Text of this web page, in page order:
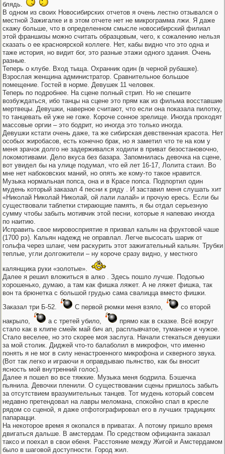
блядь.
В одном из своих Новосибирских отчетов я очень лестно отзывался о
местной Зажигалке и в этом отчете нет не микрограмма лжи. Я даже
скажу больше, что в определенном смысле новосибирский филиал
этой франшизы можно считать образцовым, чего, к сожалению нельзя
сказать о ее красноярской коллеге. Нет, кабы видно что это одна и
таже история, но видит бог, это разные этажи одного здания. Очень
разные.
Теперь о клубе. Вход тыща. Охранник один (в черной рубашке).
Взрослая женщина администратор. Сравнительное большое
помещение. Гостей в норме. Девушек 11 человек.
Теперь по подробнее. На сцене полный стрип. Но не спешите
возбуждаться, ибо танцы на сцене это прям как из фильма восставшие
мертвецы. Девушки, наверное считают, что если она показала пилотку,
то танцевать ей уже не гоже. Короче сонное зрелище. Иногда проходят
массовые оргии – это бодрит, но иногда это только иногда.
Девушки кстати очень даже, та же сибирская девственная красота. Нет
особых жиробасов, есть конечно брак, но я заметил что те на ком у
меня зрачок долго не задерживался ходили в приват безостановочно,
локомотивами. Дело вкуса без базара. Запомнилась девочка на сцене,
вот увидел бы на улице подумал, что ей лет 16-17, Лолита стаил. Во
мне нет набоковских маний, но опять же кому-то такое нравится.
Музыка нормальная попса, она и в Красе попса. Подпортил один
мудень который заказал 4 песни к ряду . И заставил меня слушать хит
«Николай Николай Николай, ой лали лалай» и прочую ересь. Если бы
существовали таблетки стирающие память, я бы отдал серьезную
сумму чтобы забыть мотивчик этой песни, которые я напеваю иногда
по наитию.
Исправить свое мировосприятие я призвал кальян на фруктовой чаше
(1700 рэ). Кальян надежд не оправлал. Легче высосать шарик от
гольфа через шланг, чем раскурить этот зажигательный кальян. Трубки
теплые, угли долгожители – ну короче сразу видно, у местного
калянщика руки «золотые».
Далее я решил вложиться в алко . Здесь пошло лучше. Подопью
хорошенько, думаю, а там как фишка ляжет. А не ляжет фишка, так
вон та брюнетка с большой грудью сама свалицца вместо фишки.
Заказал три Б-52.
С первой рюмки меня взяло,
со второй
накрыло,
а с третей убило,
прямо как в сказке. Всё вокруг
стало как в клипе смейк май бич ап, расплывчатое, туманное и чужое.
Стало веселее, но это скорее моя заслуга. Начали стекаться девушки
за мой столик. Диджей что-то балаболил в микрофон, что именно
понять я не мог в силу ненастроенного микрофона и скверного звука.
(Вот так легко и играючи я оправдываю пьянство, как бы вносит
ясность мой внутренний голос).
Далее я пошел во все тяжкие. Музыка меня бодрила. Бэшечка
пьянила. Девочки пленили. О существовании сцены пришлось забыть
за отсутствием вразумительных танцев. Тот мудень который совсем
недавно претендовал на лавры меломана, спокойно спал в кресле
рядом со сценой, я даже отфотографировал его в лучших традициях
папарацци.
На некоторое время я окопался в приватах. А потому пришло время
двигаться дальше. В амстердам. По средством официанта заказал
таксо и поехал в свои ебеня. Расстояние между Жигой и Амстердамом
было в шаговой доступности. Город жил.